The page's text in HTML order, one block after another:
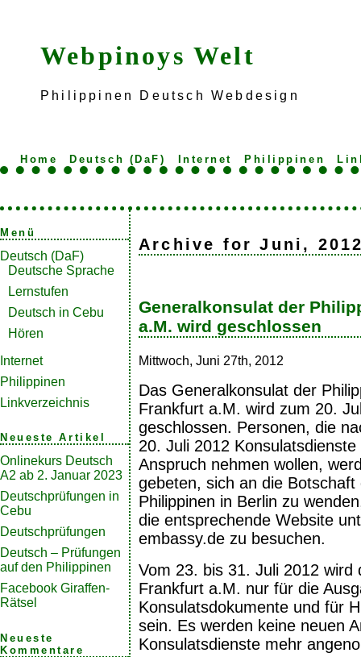
Webpinoys Welt
Philippinen Deutsch Webdesign
Home Deutsch (DaF) Internet Philippinen
Menü
Deutsch (DaF)
Deutsche Sprache
Lernstufen
Deutsch in Cebu
Hören
Internet
Philippinen
Linkverzeichnis
Neueste Artikel
Onlinekurs Deutsch
A2 ab 2. Januar 2023
Deutschprüfungen in
Cebu
Deutschprüfungen
Deutsch – Prüfungen
auf den Philippinen
Facebook Giraffen-
Rätsel
Neueste
Kommentare
Archive for Juni,
Generalkonsulat der
a.M. wird geschlossen
Mittwoch, Juni 27th, 2012
Das Generalkonsulat der
Frankfurt a.M. wird zum 20.
geschlossen. Personen, die
20. Juli 2012 Konsulatsdienste
Anspruch nehmen wollen,
gebeten, sich an die Botschaft
Philippinen in Berlin zu
die entsprechende Website
embassy.de zu besuchen.
Vom 23. bis 31. Juli 2012 wird
Frankfurt a.M. nur für die
Konsulatsdokumente und für
sein. Es werden keine neuen
Konsulatsdienste mehr